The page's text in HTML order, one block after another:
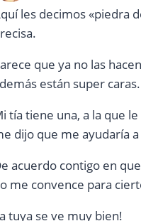
les decimos «piedra
que ya no las
están super caras.
tía tiene una, a la que
dijo que me ayudaría
acuerdo contigo en
me convence para
tuya se ve muy bien!